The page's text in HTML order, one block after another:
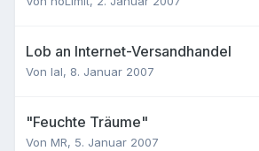
Lob an Internet-Versandhandel
Von lal, 8. Januar 2007
"Feuchte Träume"
Von MR, 5. Januar 2007